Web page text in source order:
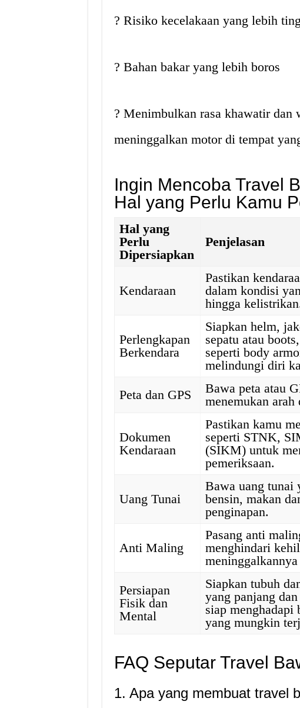
? Risiko kecelakaan yang lebih
? Bahan bakar yang lebih boros
? Menimbulkan rasa khawatir dan
meninggalkan motor di tempat
Ingin Mencoba Travel
Hal yang Perlu Kamu
Hal yang
Perlu
Dipersiapkan
Penjelasan
Kendaraan
Pastikan
dalam kondisi
hingga
Perlengkapan
Berkendara
Siapkan helm,
sepatu atau
seperti body
melindungi diri
Peta dan GPS
Bawa peta atau
menemukan
Dokumen
Kendaraan
Pastikan kamu
seperti STNK,
(SIKM) untuk
pemeriksaan.
Uang Tunai
Bawa uang tunai
bensin, makan
penginapan.
Anti Maling
Pasang anti
menghindari
Persiapan
Fisik dan
Mental
Siapkan tubuh
yang panjang
siap menghadapi
yang mungkin
FAQ Seputar Travel
1. Apa yang membuat travel